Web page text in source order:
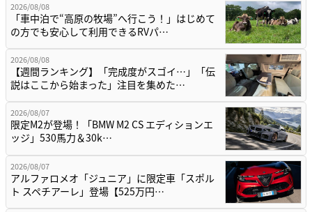
2026/08/08
「車中泊で“高原の牧場”へ行こう！」はじめて
の方でも安心して利用できるRVパ…
2026/08/08
【週間ランキング】「完成度がスゴイ…」「伝
説はここから始まった」注目を集めた…
2026/08/07
限定M2が登場！「BMW M2 CS エディションエ
ッジ」530馬力＆30k…
2026/08/07
アルファロメオ「ジュニア」に限定車「スポル
ト スペチアーレ」登場【525万円…